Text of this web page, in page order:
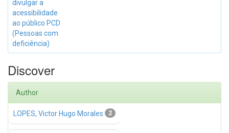
divulgar a
acessibilidade
ao público PCD
(Pessoas com
deficiência)
Discover
Author
2
LOPES, Victor Hugo Morales